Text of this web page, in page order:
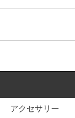
アクセサリー